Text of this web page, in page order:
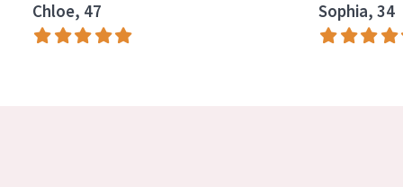
Piel mixata o grasa
Chloe, 47 Sophia, 34